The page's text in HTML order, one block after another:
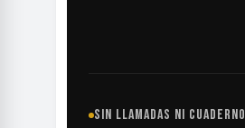
SIN LLAMADAS NI CUADERNO